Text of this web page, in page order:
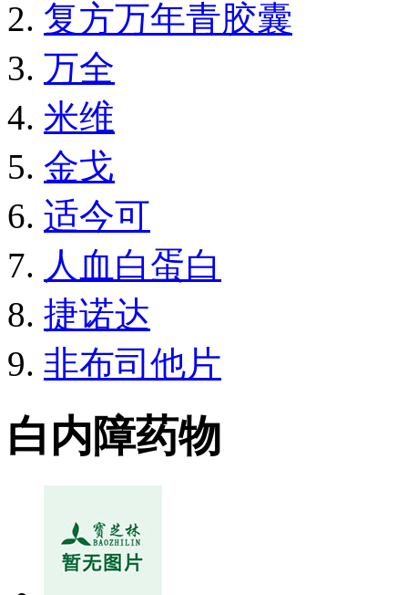
复方万年青胶囊
万全
米维
金戈
适今可
人血白蛋白
捷诺达
非布司他片
白内障药物